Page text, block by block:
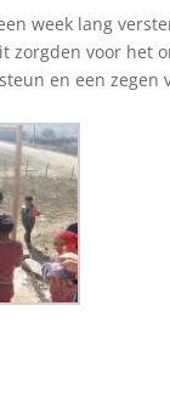
week lang
zorgden voor het
en een